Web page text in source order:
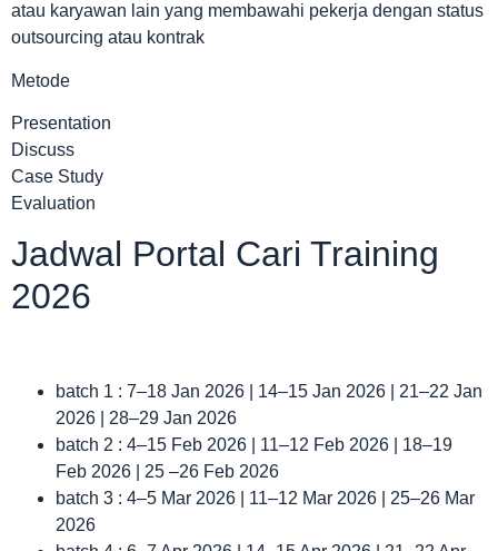
atau karyawan lain yang membawahi pekerja dengan status
outsourcing atau kontrak
Metode
Presentation
Discuss
Case Study
Evaluation
Jadwal Portal Cari Training
2026
batch 1 : 7–18 Jan 2026 | 14–15 Jan 2026 | 21–22 Jan
2026 | 28–29 Jan 2026
batch 2 : 4–15 Feb 2026 | 11–12 Feb 2026 | 18–19
Feb 2026 | 25 –26 Feb 2026
batch 3 : 4–5 Mar 2026 | 11–12 Mar 2026 | 25–26 Mar
2026